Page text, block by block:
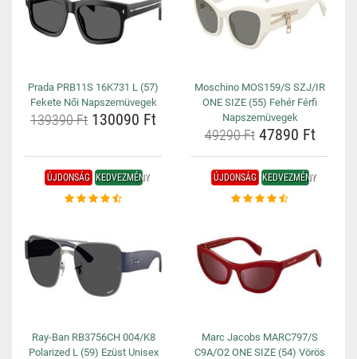
Prada PRB11S 16K731 L (57)
Fekete Női Napszemüvegek
139390 Ft 130090 Ft
Moschino MOS159/S SZJ/IR
ONE SIZE (55) Fehér Férfi
Napszemüvegek
49290 Ft47890 Ft
ÚJDONSÁG KEDVEZMÉNY
Ray-Ban RB3756CH 004/K8
Polarized L (59) Ezüst Unisex
ÚJDONSÁG KEDVEZMÉNY
Marc Jacobs MARC797/S
C9A/O2 ONE SIZE (54) Vörös